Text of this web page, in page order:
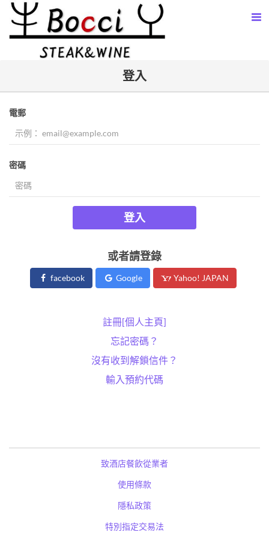
登入
電郵
密碼
登入
或者請登錄
facebook Google Yahoo! JAPAN
註冊[個人主頁]
忘記密碼？
沒有收到解鎖信件？
輸入預約代碼
致酒店餐飲從業者
使用條款
隱私政策
特別指定交易法